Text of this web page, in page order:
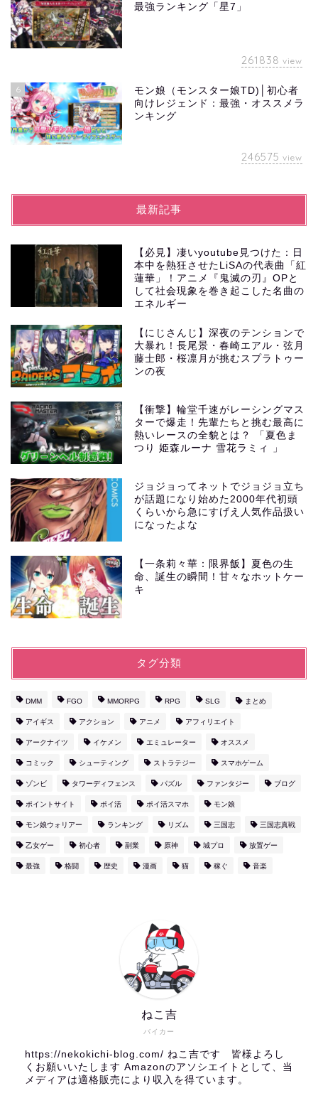
最強ランキング「星7」
261838 view
6
モン娘（モンスター娘TD)│初心者
向けレジェンド：最強・オススメラ
ンキング
246575 view
最新記事
【必見】凄いyoutube見つけた：日
本中を熱狂させたLiSAの代表曲「紅
蓮華」！アニメ『鬼滅の刃』OPと
して社会現象を巻き起こした名曲の
エネルギー
【にじさんじ】深夜のテンションで
大暴れ！長尾景・春崎エアル・弦月
藤士郎・桜凛月が挑むスプラトゥー
ンの夜
【衝撃】輪堂千速がレーシングマス
ターで爆走！先輩たちと挑む最高に
熱いレースの全貌とは？ 「夏色ま
つり 姫森ルーナ 雪花ラミィ 」
ジョジョってネットでジョジョ立ち
が話題になり始めた2000年代初頭
くらいから急にすげえ人気作品扱い
になったよな
【一条莉々華：限界飯】夏色の生
命、誕生の瞬間！甘々なホットケー
キ
タグ分類
DMM FGO MMORPG RPG SLG まとめ
アイギス アクション アニメ アフィリエイト
アークナイツ イケメン エミュレーター オススメ
コミック シューティング ストラテジー スマホゲーム
ゾンビ タワーディフェンス パズル ファンタジー ブログ
ポイントサイト ポイ活 ポイ活スマホ モン娘
モン娘ウォリアー ランキング リズム 三国志 三国志真戦
乙女ゲー 初心者 副業 原神 城プロ 放置ゲー
最強 格闘 歴史 漫画 猫 稼ぐ 音楽
バイカー
ねこ吉
https://nekokichi-blog.com/ ねこ吉です 皆様よろし
くお願いいたします Amazonのアソシエイトとして、当
メディアは適格販売により収入を得ています。